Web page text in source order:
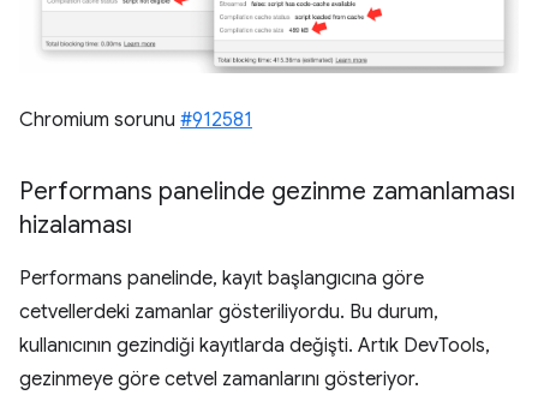
Chromium sorunu #912581
Performans panelinde gezinme zamanlaması
hizalaması
Performans panelinde, kayıt başlangıcına göre
cetvellerdeki zamanlar gösteriliyordu. Bu durum,
kullanıcının gezindiği kayıtlarda değişti. Artık DevTools,
gezinmeye göre cetvel zamanlarını gösteriyor.